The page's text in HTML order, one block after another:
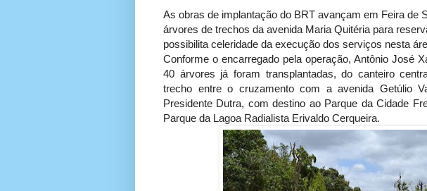
As obras de implantação do BRT avançam em Feira de
árvores de trechos da avenida Maria Quitéria para
possibilita celeridade da execução dos serviços nesta
Conforme o encarregado pela operação, Antônio José
40 árvores já foram transplantadas, do canteiro
trecho entre o cruzamento com a avenida Getúlio
Presidente Dutra, com destino ao Parque da Cidade
Parque da Lagoa Radialista Erivaldo Cerqueira.